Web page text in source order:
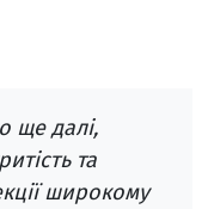
ще далі,
та
широкому